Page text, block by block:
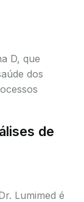
D, que
dos
de
Lumimed é